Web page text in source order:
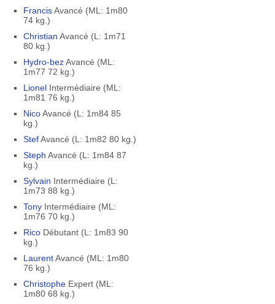
FrancisAvancé (ML: 1m80
74 kg.)
Christian Avancé (L: 1m71
80 kg.)
Hydro-bezAvancé (ML:
1m77 72 kg.)
LionelIntermédiaire (ML:
1m81 76 kg.)
NicoAvancé (L: 1m84 85
kg.)
StefAvancé (L: 1m82 80 kg.)
Steph Avancé (L: 1m84 87
kg.)
Sylvain Intermédiaire (L:
1m73 88 kg.)
TonyIntermédiaire (ML:
1m76 70 kg.)
RicoDébutant (L: 1m83 90
kg.)
LaurentAvancé (ML: 1m80
76 kg.)
ChristopheExpert (ML:
1m80 68 kg.)